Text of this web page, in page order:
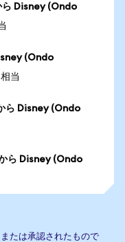
Disney (Ondo
(Ondo
当
ら Disney (Ondo
ら Disney (Ondo
たは承認されたもので